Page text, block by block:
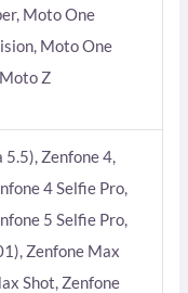
Moto One
Moto One
Z
5.5), Zenfone 4,
4 Selfie Pro,
5 Selfie Pro,
Zenfone Max
Shot, Zenfone